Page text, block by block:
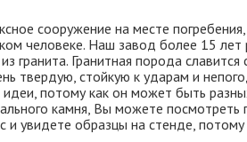
сооружение на месте погребения,
человеке. Наш завод более 15 лет
гранита. Гранитная порода славится
твердую, стойкую к ударам и
потому как он может быть
камня, Вы можете посмотреть
и увидете образцы на стенде,